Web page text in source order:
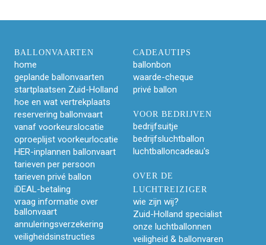
BALLONVAARTEN
home
geplande ballonvaarten
startplaatsen Zuid-Holland
hoe en wat vertrekplaats
reservering ballonvaart
vanaf voorkeurslocatie
oproeplijst voorkeurlocatie
HER-inplannen ballonvaart
tarieven per persoon
tarieven privé ballon
iDEAL-betaling
vraag informatie over
ballonvaart
annuleringsverzekering
veiligheidsinstructies
CADEAUTIPS
ballonbon
waarde-cheque
privé ballon
VOOR BEDRIJVEN
bedrijfsuitje
bedrijfsluchtballon
luchtballoncadeau's
OVER DE
LUCHTREIZIGER
wie zijn wij?
Zuid-Holland specialist
onze luchtballonnen
veiligheid & ballonvaren